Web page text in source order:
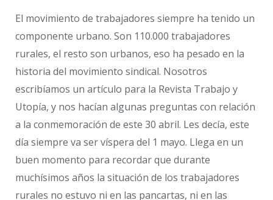
El movimiento de trabajadores siempre ha tenido un
componente urbano. Son 110.000 trabajadores
rurales, el resto son urbanos, eso ha pesado en la
historia del movimiento sindical. Nosotros
escribíamos un artículo para la Revista Trabajo y
Utopía, y nos hacían algunas preguntas con relación
a la conmemoración de este 30 abril. Les decía, este
día siempre va ser víspera del 1 mayo. Llega en un
buen momento para recordar que durante
muchísimos años la situación de los trabajadores
rurales no estuvo ni en las pancartas, ni en las